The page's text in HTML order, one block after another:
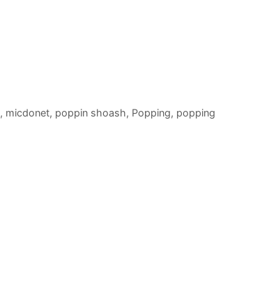
, micdonet, poppin shoash, Popping, popping